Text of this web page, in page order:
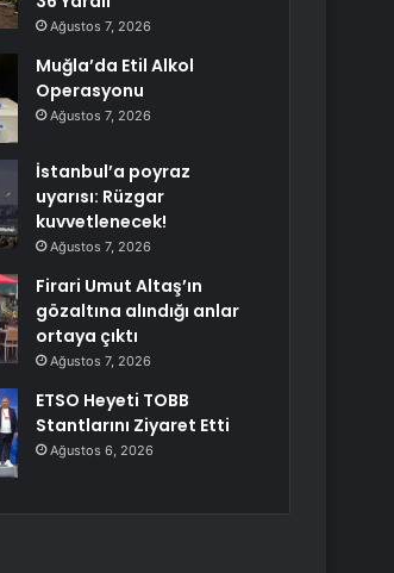
Ağustos 7, 2026
Muğla’da Etil Alkol
Operasyonu
Ağustos 7, 2026
İstanbul’a poyraz
uyarısı: Rüzgar
kuvvetlenecek!
Ağustos 7, 2026
Firari Umut Altaş’ın
gözaltına alındığı anlar
ortaya çıktı
Ağustos 7, 2026
ETSO Heyeti TOBB
Stantlarını Ziyaret Etti
Ağustos 6, 2026